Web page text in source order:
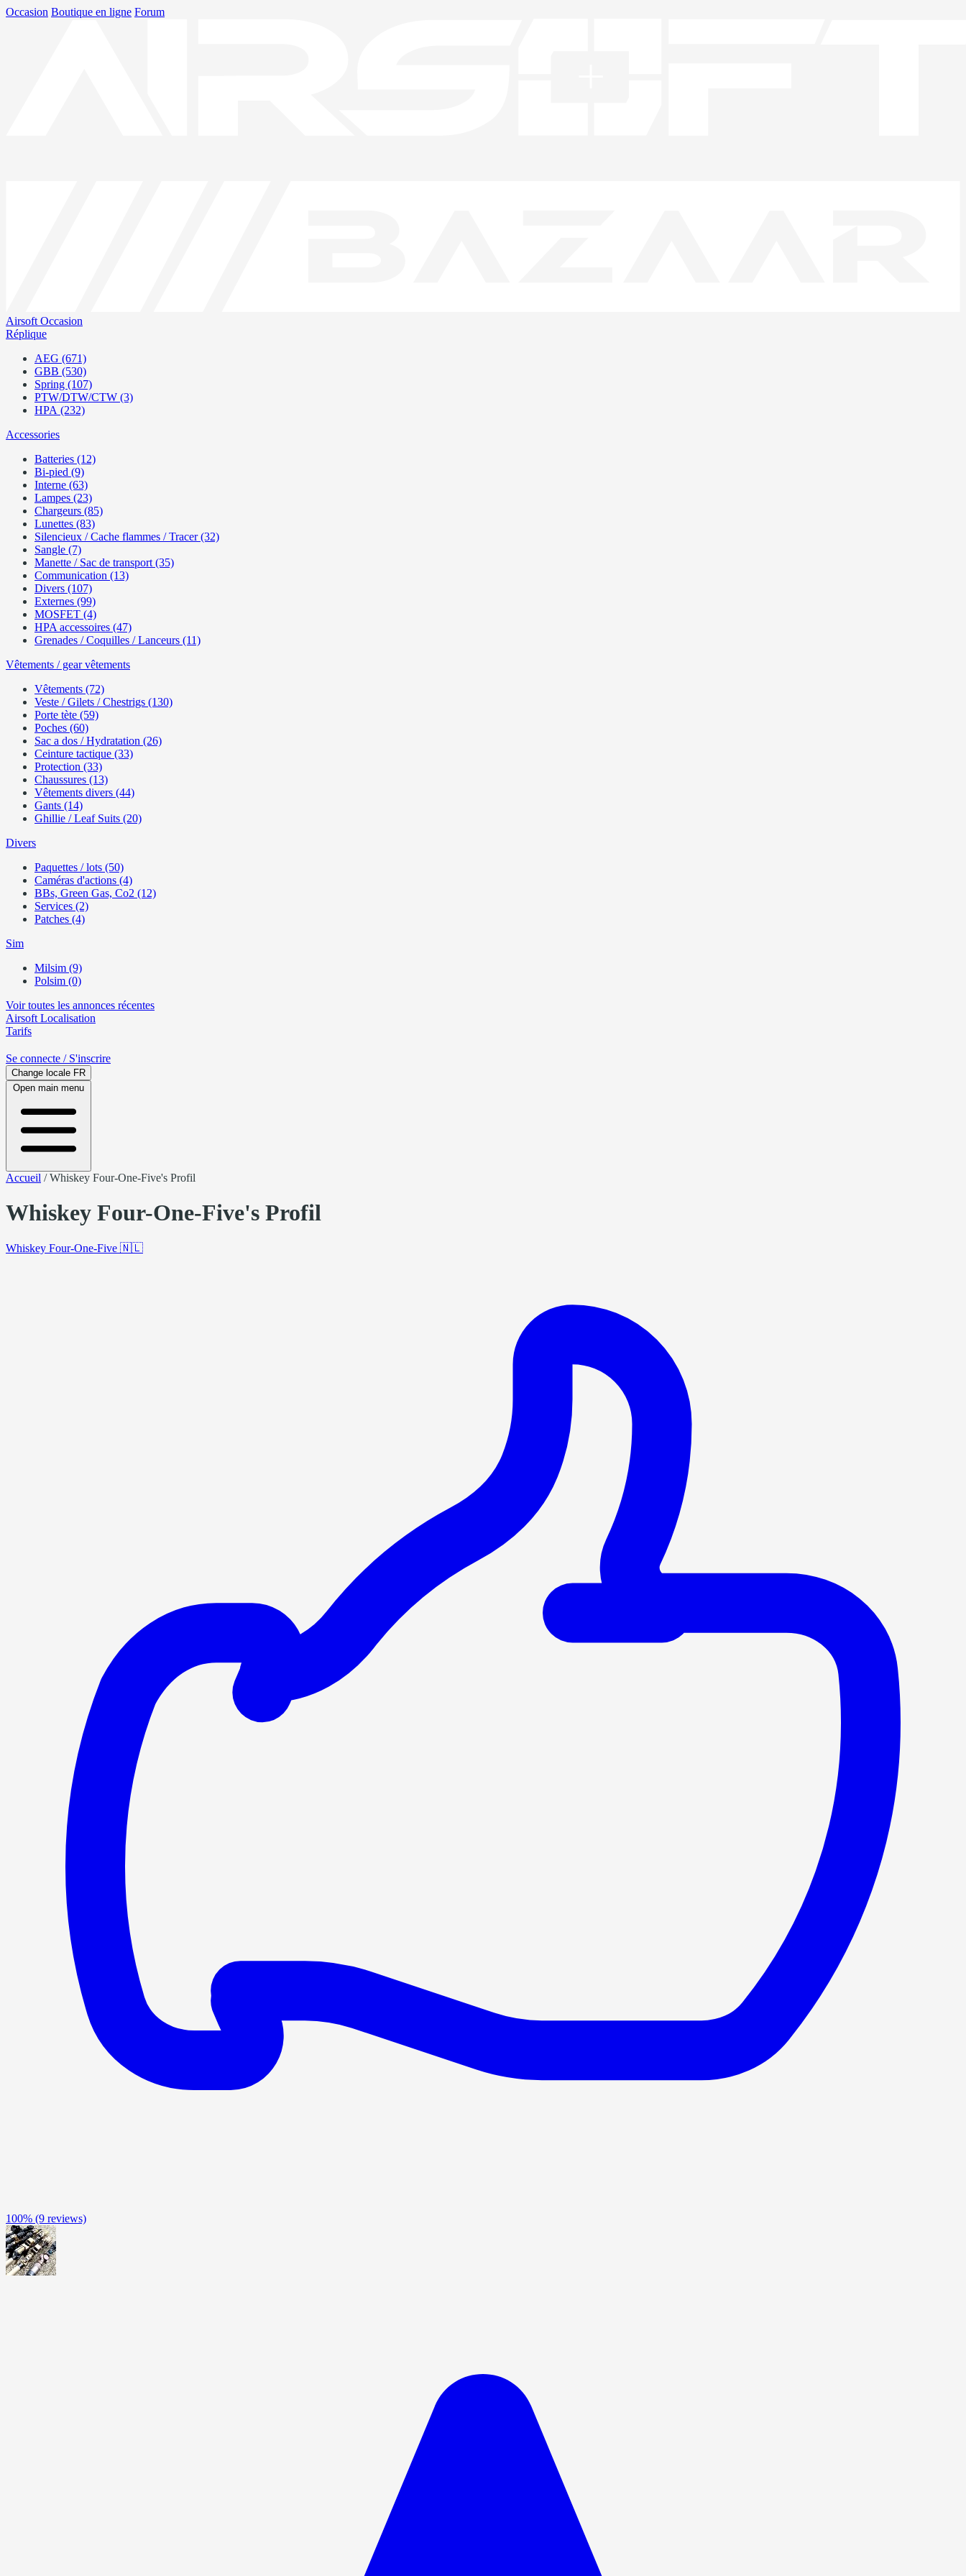
Occasion Boutique en ligne Forum
Airsoft Occasion
Réplique
AEG (671)
GBB (530)
Spring (107)
PTW/DTW/CTW (3)
HPA (232)
Accessories
Batteries (12)
Bi-pied (9)
Interne (63)
Lampes (23)
Chargeurs (85)
Lunettes (83)
Silencieux / Cache flammes / Tracer (32)
Sangle (7)
Manette / Sac de transport (35)
Communication (13)
Divers (107)
Externes (99)
MOSFET (4)
HPA accessoires (47)
Grenades / Coquilles / Lanceurs (11)
Vêtements / gear vêtements
Vêtements (72)
Veste / Gilets / Chestrigs (130)
Porte tète (59)
Poches (60)
Sac a dos / Hydratation (26)
Ceinture tactique (33)
Protection (33)
Chaussures (13)
Vêtements divers (44)
Gants (14)
Ghillie / Leaf Suits (20)
Divers
Paquettes / lots (50)
Caméras d'actions (4)
BBs, Green Gas, Co2 (12)
Services (2)
Patches (4)
Sim
Milsim (9)
Polsim (0)
Voir toutes les annonces récentes
Airsoft Localisation
Tarifs
Se connecte / S'inscrire
Change locale FR
Open main menu
Accueil /Whiskey Four-One-Five's Profil
Whiskey Four-One-Five's Profil
Whiskey Four-One-Five 🇳🇱
100% (9 reviews)